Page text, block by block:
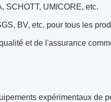
SCHOTT, UMICORE, etc.
BV, etc. pour tous les
et de l'assurance
expérimentaux de